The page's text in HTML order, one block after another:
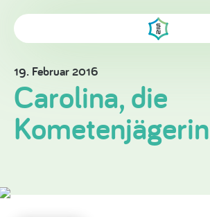
19. Februar 2016
Carolina, die
Kometenjägerin